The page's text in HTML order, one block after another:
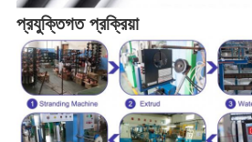
প্রযুক্তিগত প্রক্রিয়া